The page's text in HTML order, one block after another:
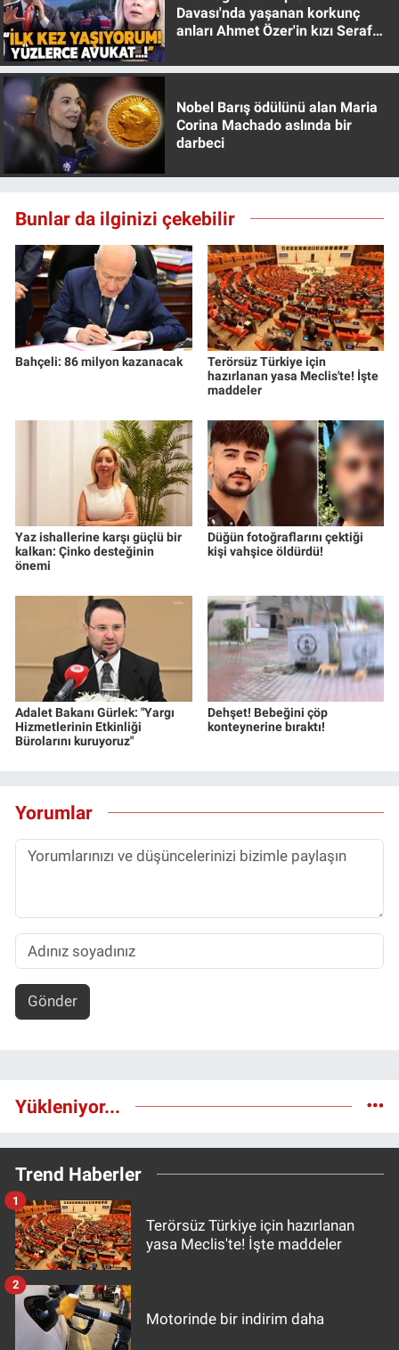
Davası'nda yaşanan korkunç
anları Ahmet Özer'in kızı Seraf
Nobel Barış ödülünü alan Maria
Corina Machado aslında bir
darbeci
Bunlar da ilginizi çekebilir
Bahçeli: 86 milyon kazanacak
Terörsüz Türkiye için
hazırlanan yasa Meclis'te! İşte
maddeler
Yaz ishallerine karşı güçlü bir
kalkan: Çinko desteğinin
önemi
Düğün fotoğraflarını çektiği
kişi vahşice öldürdü!
Adalet Bakanı Gürlek: "Yargı
Hizmetlerinin Etkinliği
Bürolarını kuruyoruz"
Dehşet! Bebeğini çöp
konteynerine bıraktı!
Yorumlar
Gönder
Yükleniyor...
Trend Haberler
Terörsüz Türkiye için hazırlanan
yasa Meclis'te! İşte maddeler
1
Motorinde bir indirim daha
2